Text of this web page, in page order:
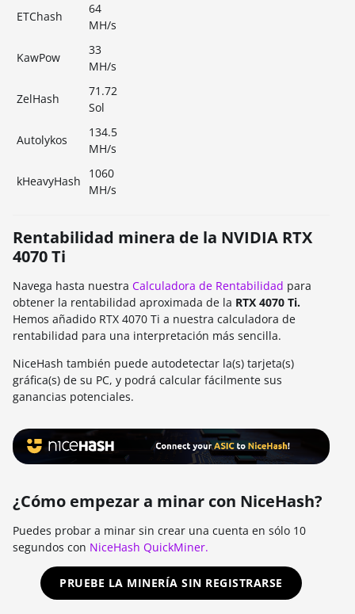
ETChash
64
MH/s
KawPow
33
MH/s
ZelHash
71.72
Sol
Autolykos
134.5
MH/s
kHeavyHash
1060
MH/s
Rentabilidad minera de la NVIDIA RTX
4070 Ti
Navega hasta nuestra Calculadora de Rentabilidad para
obtener la rentabilidad aproximada de la RTX 4070 Ti.
Hemos añadido RTX 4070 Ti a nuestra calculadora de
rentabilidad para una interpretación más sencilla.
NiceHash también puede autodetectar la(s) tarjeta(s)
gráfica(s) de su PC, y podrá calcular fácilmente sus
ganancias potenciales.
¿Cómo empezar a minar con NiceHash?
Puedes probar a minar sin crear una cuenta en sólo 10
segundos con NiceHash QuickMiner.
PRUEBE LA MINERÍA SIN REGISTRARSE